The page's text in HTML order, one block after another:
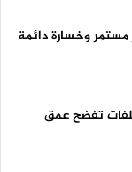
مستمر وخسارة دائمة
تفضح عمق